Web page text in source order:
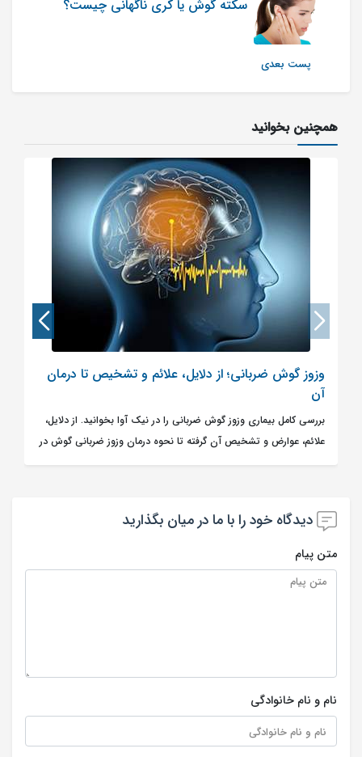
سکته گوش یا کری ناگهانی چیست؟
پست بعدی
همچنین بخوانید
وزوز گوش ضربانی؛ از دلایل، علائم و تشخیص تا درمان
آن
بررسی کامل بیماری وزوز گوش ضربانی را در نیک آوا بخوانید. از دلایل،
علائم، عوارض و تشخیص آن گرفته تا نحوه درمان وزوز ضربانی گوش در
مطلب توضیح داده شده است.
دیدگاه خود را با ما در میان بگذارید
متن پیام
نام و نام خانوادگی